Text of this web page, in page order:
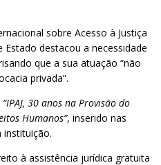
sobre Acesso à Justiça
destacou a necessidade
que a sua atuação “não
privada”.
“IPAJ, 30 anos na Provisão do
Humanos”, inserido nas
à assistência jurídica gratuita